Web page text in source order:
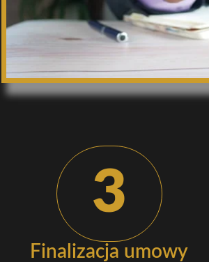
3
Finalizacja umowy